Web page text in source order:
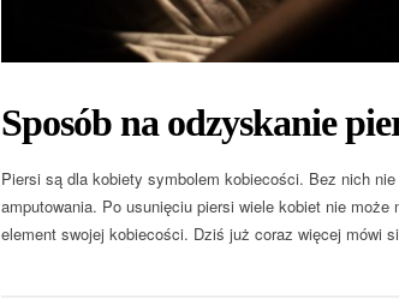
Sposób na odzyskanie
Piersi są dla kobiety symbolem kobiecości. Bez nich
amputowania. Po usunięciu piersi wiele kobiet nie
element swojej kobiecości. Dziś już coraz więcej mówi